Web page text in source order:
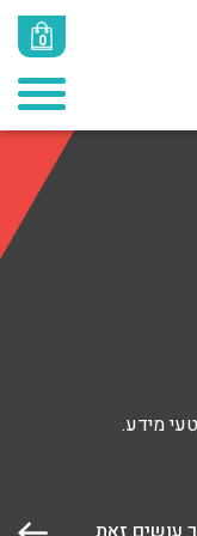
0
מידע.